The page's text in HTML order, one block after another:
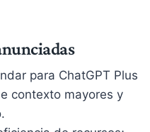
para ChatGPT Plus
contexto mayores y